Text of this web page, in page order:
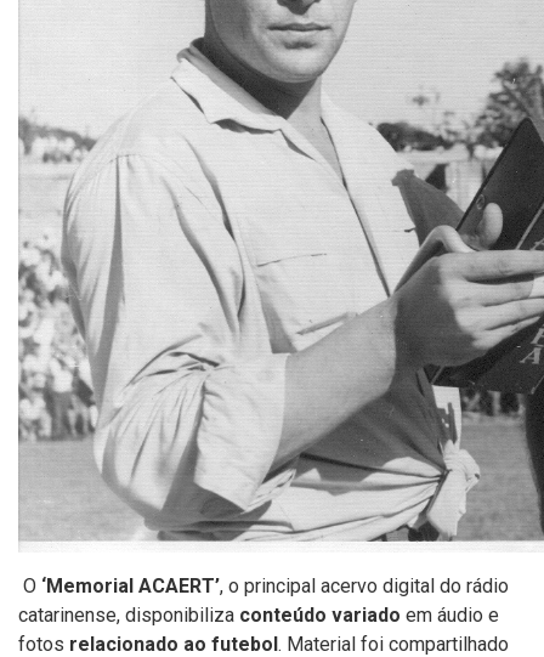
O ‘Memorial ACAERT’, o principal acervo digital do rádio
catarinense, disponibiliza conteúdo variado em áudio e
fotos relacionado ao futebol . Material foi compartilhado